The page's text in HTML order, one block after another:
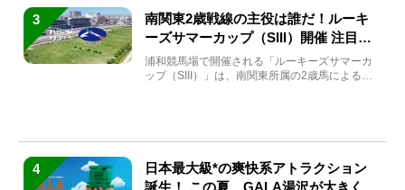
3
南関東2歳戦線の主役は誰だ！ルーキ
ーズサマーカップ（SIII）開催 注目馬
と見どころをチェック
浦和競馬場で開催される「ルーキーズサマーカ
ップ（SIII）」は、南関東所属の2歳馬による注
4
日本最大級*の爽快系アトラクション
誕生！ この夏、GALA湯沢が大きく生